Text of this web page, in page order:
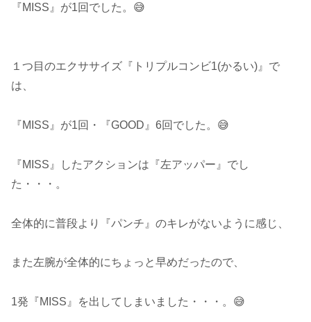
『MISS』が1回でした。😅
１つ目のエクササイズ『トリプルコンビ1(かるい)』で
は、
『MISS』が1回・『GOOD』6回でした。😅
『MISS』したアクションは『左アッパー』でし
た・・・。
全体的に普段より『パンチ』のキレがないように感じ、
また左腕が全体的にちょっと早めだったので、
1発『MISS』を出してしまいました・・・。😅